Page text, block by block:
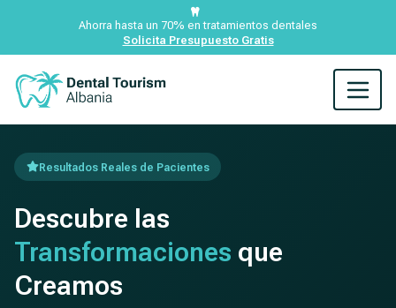
Ahorra hasta un 70% en tratamientos dentales
Solicita Presupuesto Gratis
Resultados Reales de Pacientes
Descubre las
Transformaciones que
Creamos